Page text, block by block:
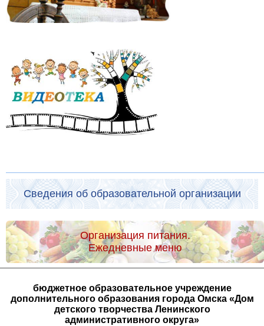
Сведения об образовательной организации
Организация питания.
Ежедневные меню
бюджетное образовательное учреждение
дополнительного образования города Омска «Дом
детского творчества Ленинского
административного округа»